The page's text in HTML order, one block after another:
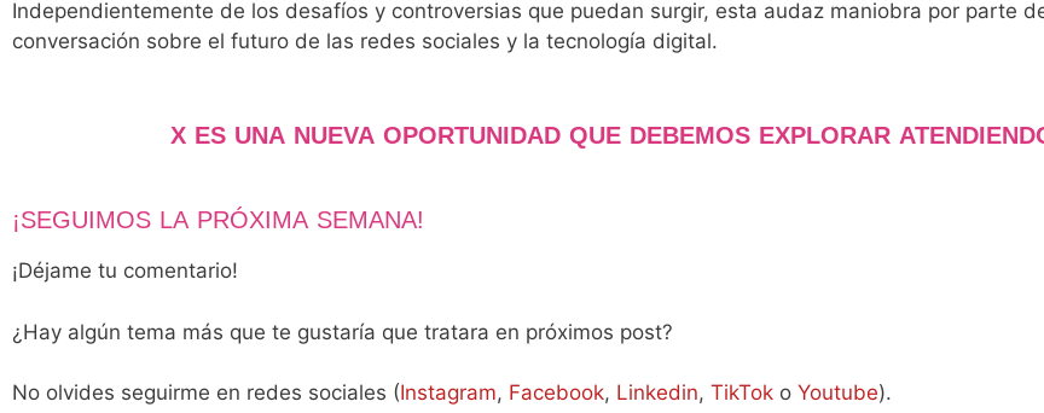
Independientemente de los desafíos y controversias que puedan surgir, esta audaz maniobra por parte
conversación sobre el futuro de las redes sociales y la tecnología digital.
X ES UNA NUEVA OPORTUNIDAD QUE DEBEMOS EXPLORAR
¡SEGUIMOS LA PRÓXIMA SEMANA!
¡Déjame tu comentario!
¿Hay algún tema más que te gustaría que tratara en próximos post?
No olvides seguirme en redes sociales (Instagram, Facebook, Linkedin, TikTok o Youtube).